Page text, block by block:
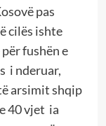
pas
cilës ishte
fushën e
i nderuar,
arsimit shqip
40 vjet ia